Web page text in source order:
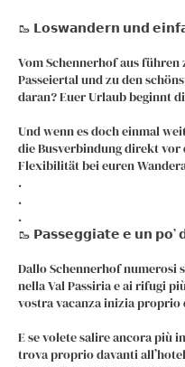
🥾 𝗟𝗼𝘀𝘄𝗮𝗻𝗱𝗲𝗿𝗻 𝘂𝗻𝗱
Vom Schennerhof aus
Passeiertal und zu den
daran? Euer Urlaub beginnt
Und wenn es doch einmal
die Busverbindung direkt vor
Flexibilität bei euren
.
.
.
🥾 𝗣𝗮𝘀𝘀𝗲𝗴𝗴𝗶𝗮𝘁𝗲 𝗲 𝘂𝗻 𝗽𝗼’
Dallo Schennerhof
nella Val Passiria e ai rifugi
vostra vacanza inizia
E se volete salire ancora più
trova proprio davanti